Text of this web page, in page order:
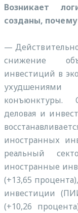
Возникает
созданы,
—
снижение
инвестиций в
конъюнктуры.
деловая и
иностранных
реальный
иностранные
(+13,65
инвестиции
(+10,26